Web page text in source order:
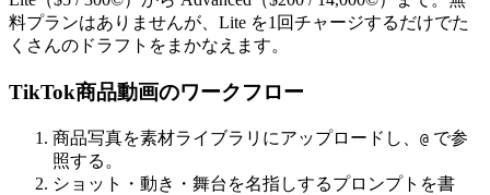
料プランはありませんが、Lite を1回チャージするだけでた
くさんのドラフトをまかなえます。
TikTok商品動画のワークフロー
商品写真を素材ライブラリにアップロードし、 @ で参
照する。
ショット・動き・舞台を名指しするプロンプトを書